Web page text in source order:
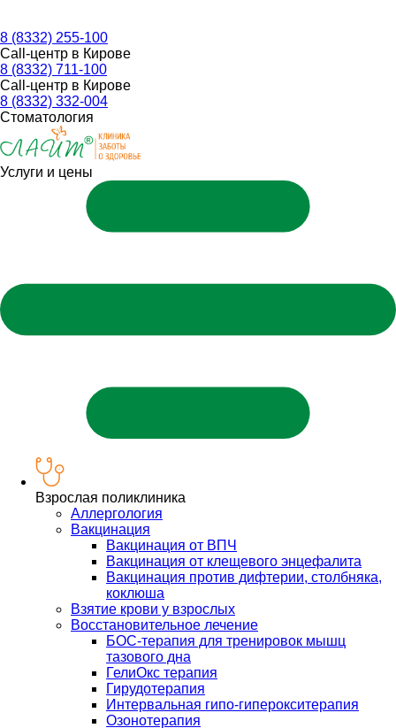
8 (8332) 255-100
Call-центр в Кирове
8 (8332) 711-100
Call-центр в Кирове
8 (8332) 332-004
Стоматология
Услуги и цены
Взрослая поликлиника
Аллергология
Вакцинация
Вакцинация от ВПЧ
Вакцинация от клещевого энцефалита
Вакцинация против дифтерии, столбняка,
коклюша
Взятие крови у взрослых
Восстановительное лечение
БОС-терапия для тренировок мышц
тазового дна
ГелиОкс терапия
Гирудотерапия
Интервальная гипо-гиперокситерапия
Озонотерапия